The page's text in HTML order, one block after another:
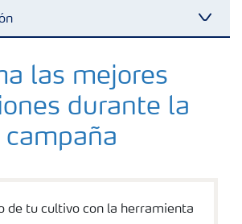
servicios
las mejores
durante la
campaña